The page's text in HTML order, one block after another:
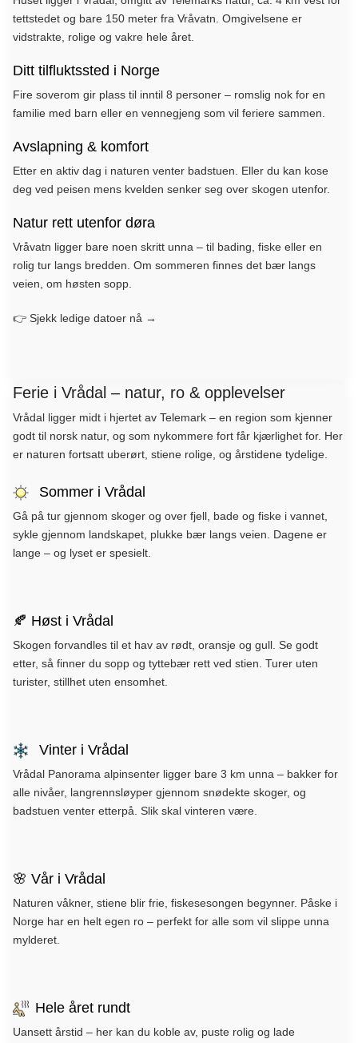
tettstedet og bare 150 meter fra Vråvatn. Omgivelsene er
vidstrakte, rolige og vakre hele året.
Ditt tilfluktssted i Norge
Fire soverom gir plass til inntil 8 personer – romslig nok for en
familie med barn eller en vennegjeng som vil feriere sammen.
Avslapning & komfort
Etter en aktiv dag i naturen venter badstuen. Eller du kan kose
deg ved peisen mens kvelden senker seg over skogen utenfor.
Natur rett utenfor døra
Vråvatn ligger bare noen skritt unna – til bading, fiske eller en
rolig tur langs bredden. Om sommeren finnes det bær langs
veien, om høsten sopp.
👉 Sjekk ledige datoer nå →
Ferie i Vrådal – natur, ro & opplevelser
Vrådal ligger midt i hjertet av Telemark – en region som kjenner
godt til norsk natur, og som nykommere fort får kjærlighet for. Her
er naturen fortsatt uberørt, stiene rolige, og årstidene tydelige.
Sommer i Vrådal
Gå på tur gjennom skoger og over fjell, bade og fiske i vannet,
sykle gjennom landskapet, plukke bær langs veien. Dagene er
lange – og lyset er spesielt.
🍂 Høst i Vrådal
Skogen forvandles til et hav av rødt, oransje og gull. Se godt
etter, så finner du sopp og tyttebær rett ved stien. Turer uten
turister, stillhet uten ensomhet.
Vinter i Vrådal
Vrådal Panorama alpinsenter ligger bare 3 km unna – bakker for
alle nivåer, langrennsløyper gjennom snødekte skoger, og
badstuen venter etterpå. Slik skal vinteren være.
🌸 Vår i Vrådal
Naturen våkner, stiene blir frie, fiskesesongen begynner. Påske i
Norge har en helt egen ro – perfekt for alle som vil slippe unna
mylderet.
Hele året rundt
Uansett årstid – her kan du koble av, puste rolig og lade